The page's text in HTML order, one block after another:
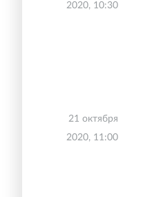
2020, 10:30
21 октября
2020, 11:00